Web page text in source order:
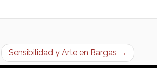
Sensibilidad y Arte en Bargas →